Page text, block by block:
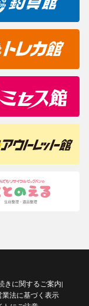
きに関するご案内|
業法に基づく表示